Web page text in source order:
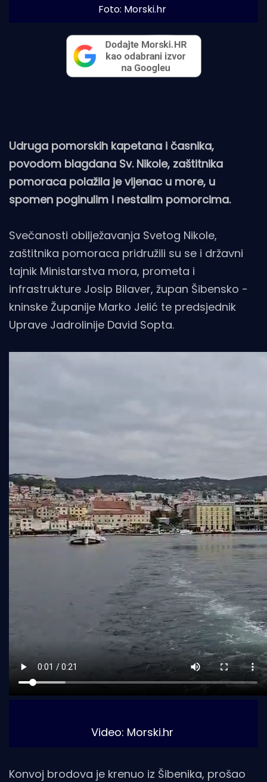
Foto: Morski.hr
Udruga pomorskih kapetana i časnika,
povodom blagdana Sv. Nikole, zaštitnika
pomoraca polažila je vijenac u more, u
spomen poginulim i nestalim pomorcima.
Svečanosti obilježavanja Svetog Nikole,
zaštitnika pomoraca pridružili su se i državni
tajnik Ministarstva mora, prometa i
infrastrukture Josip Bilaver, župan Šibensko -
kninske Županije Marko Jelić te predsjednik
Uprave Jadrolinije David Sopta.
Video: Morski.hr
Konvoj brodova je krenuo iz Šibenika, prošao